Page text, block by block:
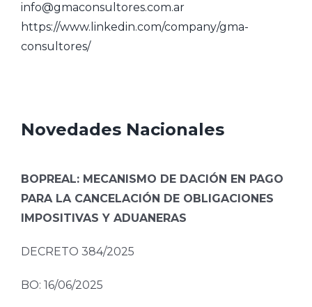
info@gmaconsultores.com.ar
https://www.linkedin.com/company/gma-
consultores/
Novedades Nacionales
BOPREAL: MECANISMO DE DACIÓN EN PAGO
PARA LA CANCELACIÓN DE OBLIGACIONES
IMPOSITIVAS Y ADUANERAS
DECRETO 384/2025
BO: 16/06/2025